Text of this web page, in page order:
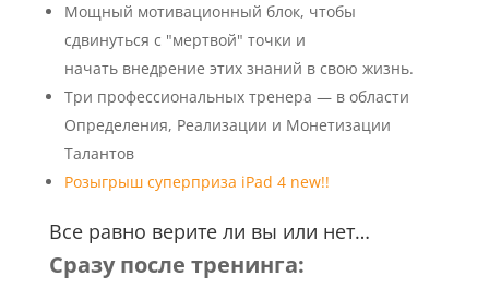
Мощный мотивационный блок, чтобы
сдвинуться с "мертвой" точки и
начать внедрение этих знаний в свою жизнь.
Три профессиональных тренера — в области
Определения, Реализации и Монетизации
Талантов
Розыгрыш суперприза iPad 4 new!!
Все равно верите ли вы или нет…
Сразу после тренинга: